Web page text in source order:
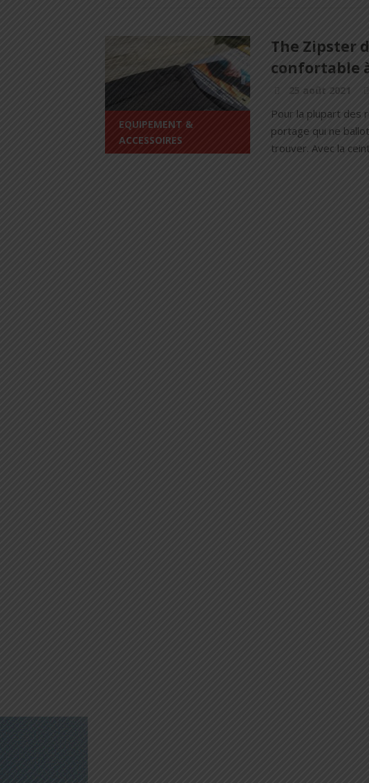
EQUIPEMENT &
ACCESSOIRES
The Zipster
confortable
25 août 2021
Pour la plupart des
portage qui ne
trouver. Avec la